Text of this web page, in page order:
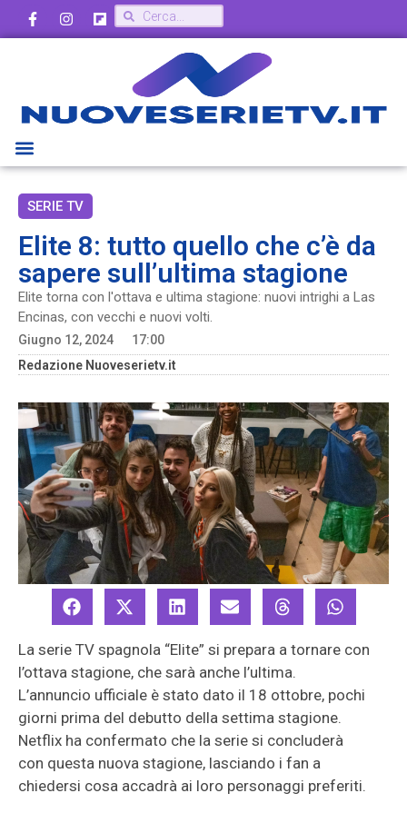
SERIE TV
Elite 8: tutto quello che c’è da
sapere sull’ultima stagione
Elite torna con l'ottava e ultima stagione: nuovi intrighi a Las
Encinas, con vecchi e nuovi volti.
Giugno 12, 2024
17:00
Redazione Nuoveserietv.it
La serie TV spagnola “Elite” si prepara a tornare con
l’ottava stagione, che sarà anche l’ultima.
L’annuncio ufficiale è stato dato il 18 ottobre, pochi
giorni prima del debutto della settima stagione.
Netflix ha confermato che la serie si concluderà
con questa nuova stagione, lasciando i fan a
chiedersi cosa accadrà ai loro personaggi preferiti.